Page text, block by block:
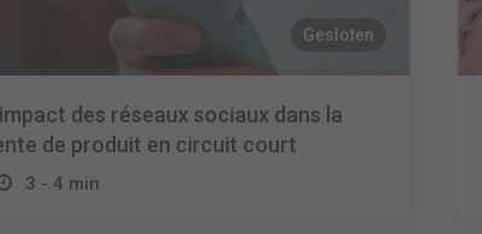
Gesloten
des réseaux sociaux dans la
de produit en circuit court
3 - 4 min